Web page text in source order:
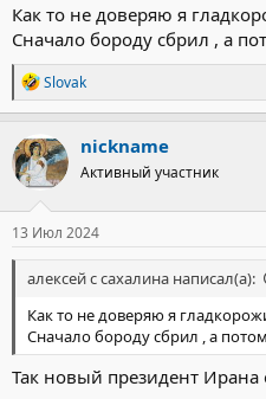
Как то не доверяю я
Сначало бороду сбрил , а
Р
е
а
к
ц
и
и
:
Slovak
nickname
Активный участник
13 Июл 2024
алексей с сахалина написал(а):
Как то не доверяю я
Сначало бороду сбрил , а
Так новый президент